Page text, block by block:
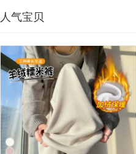
人气宝贝